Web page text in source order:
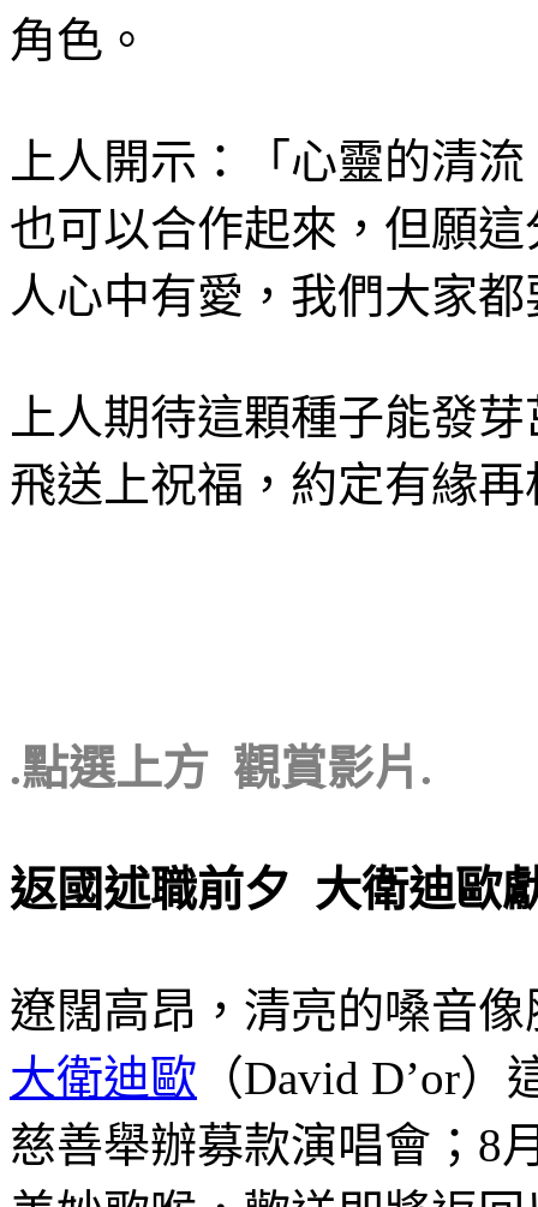
角色。
上人開示：「心靈的清
也可以合作起來，但願
人心中有愛，我們大家
上人期待這顆種子能發
飛送上祝福，約定有緣再
.點選上方 觀賞影片.
返國述職前夕 大衛迪歐
遼闊高昂，清亮的嗓音
大衛迪歐 （David D’or
慈善舉辦募款演唱會；8